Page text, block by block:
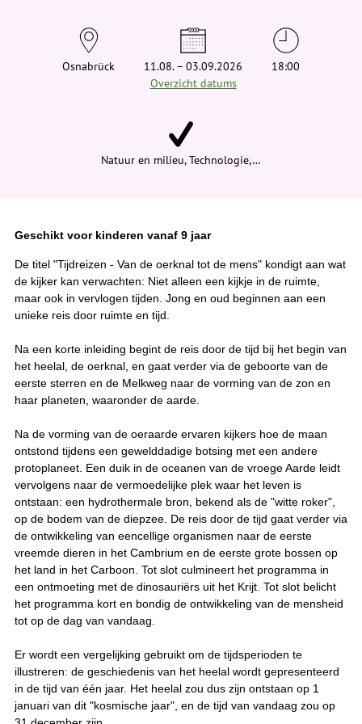
e
Osnabrück
11.08. – 03.09.2026
Overzicht datums
18:00
Natuur en milieu, Technologie,…
Geschikt voor kinderen vanaf 9 jaar
De titel "Tijdreizen - Van de oerknal tot de mens" kondigt aan wat
de kijker kan verwachten: Niet alleen een kijkje in de ruimte,
maar ook in vervlogen tijden. Jong en oud beginnen aan een
unieke reis door ruimte en tijd.
Na een korte inleiding begint de reis door de tijd bij het begin van
het heelal, de oerknal, en gaat verder via de geboorte van de
eerste sterren en de Melkweg naar de vorming van de zon en
haar planeten, waaronder de aarde.
Na de vorming van de oeraarde ervaren kijkers hoe de maan
ontstond tijdens een gewelddadige botsing met een andere
protoplaneet. Een duik in de oceanen van de vroege Aarde leidt
vervolgens naar de vermoedelijke plek waar het leven is
ontstaan: een hydrothermale bron, bekend als de "witte roker",
op de bodem van de diepzee. De reis door de tijd gaat verder via
de ontwikkeling van eencellige organismen naar de eerste
vreemde dieren in het Cambrium en de eerste grote bossen op
het land in het Carboon. Tot slot culmineert het programma in
een ontmoeting met de dinosauriërs uit het Krijt. Tot slot belicht
het programma kort en bondig de ontwikkeling van de mensheid
tot op de dag van vandaag.
Er wordt een vergelijking gebruikt om de tijdsperioden te
illustreren: de geschiedenis van het heelal wordt gepresenteerd
in de tijd van één jaar. Het heelal zou dus zijn ontstaan op 1
januari van dit "kosmische jaar", en de tijd van vandaag zou op